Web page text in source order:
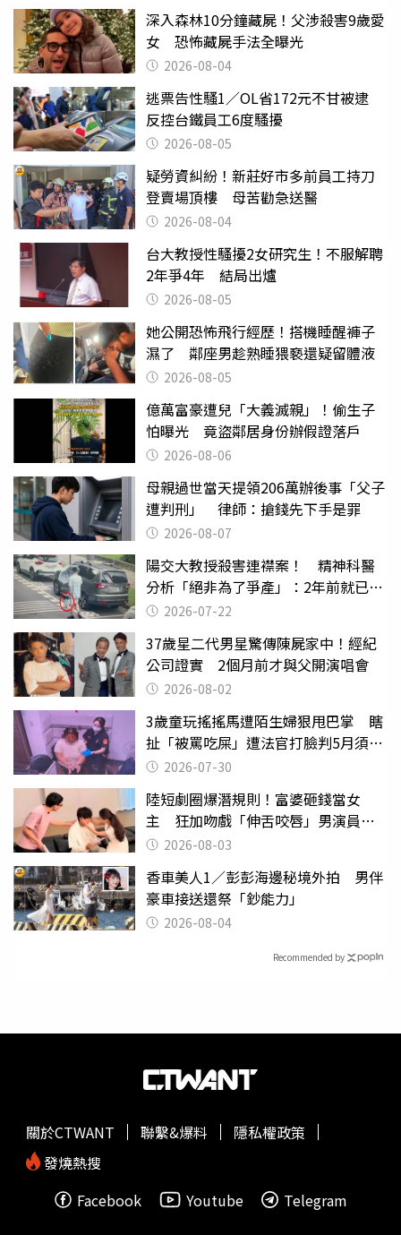
深入森林10分鐘藏屍！父涉殺害9歲愛
女 恐怖藏屍手法全曝光
2026-08-04
逃票告性騷1／OL省172元不甘被逮
反控台鐵員工6度騷擾
2026-08-05
疑勞資糾紛！新莊好市多前員工持刀
登賣場頂樓 母苦勸急送醫
2026-08-04
台大教授性騷擾2女研究生！不服解聘
2年爭4年 結局出爐
2026-08-05
她公開恐怖飛行經歷！搭機睡醒褲子
濕了 鄰座男趁熟睡猥褻還疑留體液
2026-08-05
億萬富豪遭兒「大義滅親」！偷生子
怕曝光 竟盜鄰居身份辦假證落戶
2026-08-06
母親過世當天提領206萬辦後事「父子
遭判刑」 律師：搶錢先下手是罪
2026-08-07
陽交大教授殺害連襟案！ 精神科醫
分析「絕非為了爭產」：2年前就已言
行詭異
2026-07-22
37歲星二代男星驚傳陳屍家中！經紀
公司證實 2個月前才與父開演唱會
2026-08-02
3歲童玩搖搖馬遭陌生婦狠甩巴掌 瞎
扯「被罵吃屎」遭法官打臉判5月須入
監 2026-07-30
陸短劇圈爆潛規則！富婆砸錢當女
主 狂加吻戲「伸舌咬唇」男演員崩
潰 2026-08-03
香車美人1／彭彭海邊秘境外拍 男伴
豪車接送還祭「鈔能力」
2026-08-04
Recommended by
關於CTWANT 聯繫&爆料
隱私權政策
發燒熱搜
Facebook
Youtube Telegram